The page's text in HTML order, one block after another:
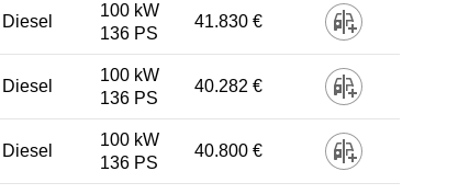
Diesel
100 kW
136 PS
41.830 €
Diesel
100 kW
136 PS
40.282 €
Diesel
100 kW
136 PS
40.800 €